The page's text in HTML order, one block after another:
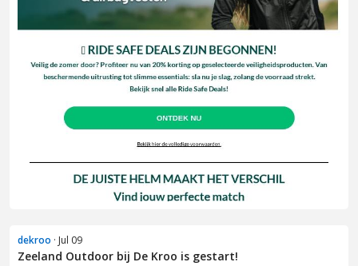
dekroo · Jul 09
Zeeland Outdoor bij De Kroo is gestart!